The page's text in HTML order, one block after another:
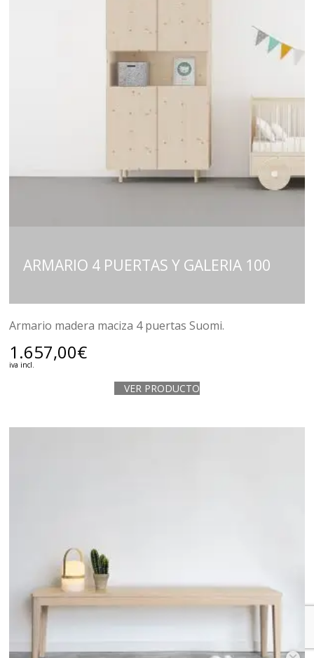
ARMARIO 4 PUERTAS Y GALERIA 100
Armario madera maciza 4 puertas Suomi.
1.657,00€
iva incl.
VER PRODUCTO